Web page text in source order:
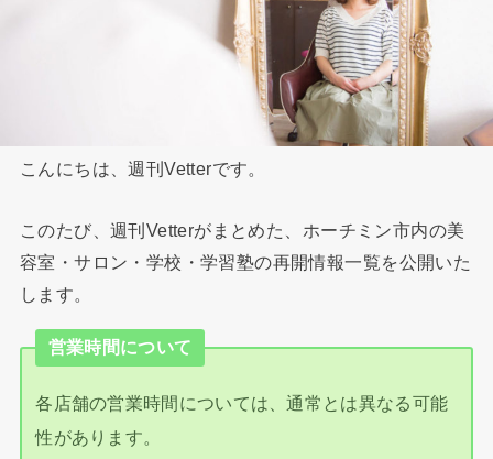
こんにちは、週刊Vetterです。
このたび、週刊Vetterがまとめた、ホーチミン市内の美
容室・サロン・学校・学習塾の再開情報一覧を公開いた
します。
営業時間について
各店舗の営業時間については、通常とは異なる可能
性があります。